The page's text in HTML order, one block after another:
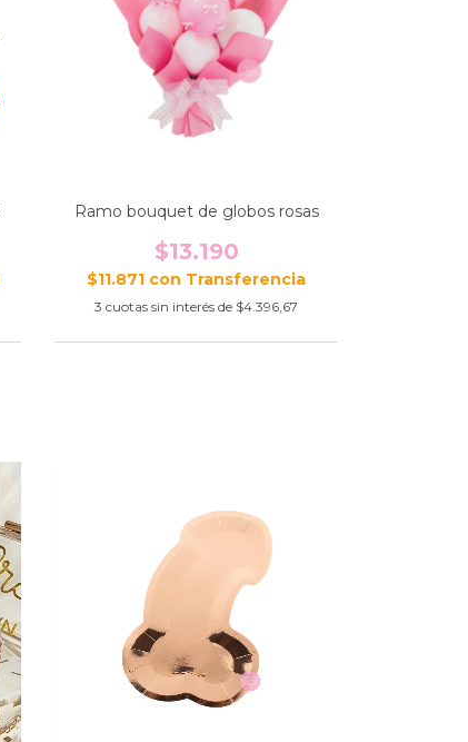
Ramo bouquet de globos rosas
$13.190
$11.871 con
3 cuotas sin interés de $4.396,67